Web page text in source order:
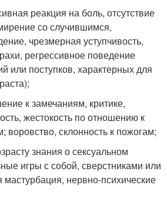
реакция на боль, отсутствие
со случившимся,
чрезмерная уступчивость,
регрессивное поведение
или поступков, характерных для
к замечаниям, критике,
жестокость по отношению к
склонность к пожогам;
знания о сексуальном
игры с собой, сверстниками или
мастурбация, нервно-психические